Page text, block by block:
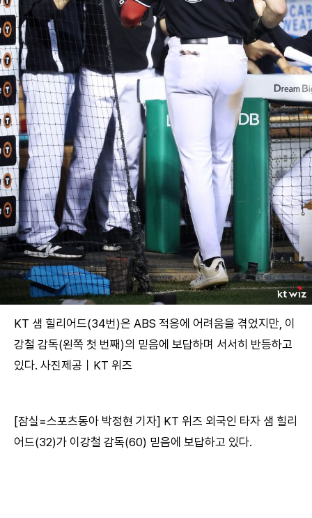
KT 샘 힐리어드(34번)은 ABS 적응에 어려움을 겪었지만, 이
강철 감독(왼쪽 첫 번째)의 믿음에 보답하며 서서히 반등하고
있다. 사진제공｜KT 위즈
[잠실=스포츠동아 박정현 기자] KT 위즈 외국인 타자 샘 힐리
어드(32)가 이강철 감독(60) 믿음에 보답하고 있다.